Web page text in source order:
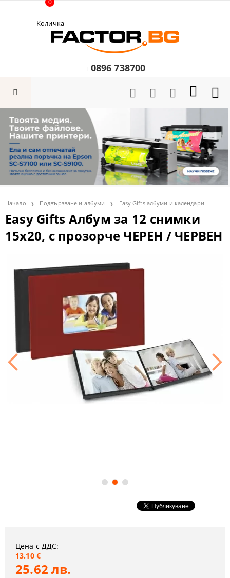
Количка
0
0896 738700
Начало Подвързване и албуми Easy Gifts албуми и календари
Easy Gifts Албум за 12 снимки
15x20, с прозорче ЧЕРЕН / ЧЕРВЕН
Цена с ДДС:
13.10 €
25.62 лв.